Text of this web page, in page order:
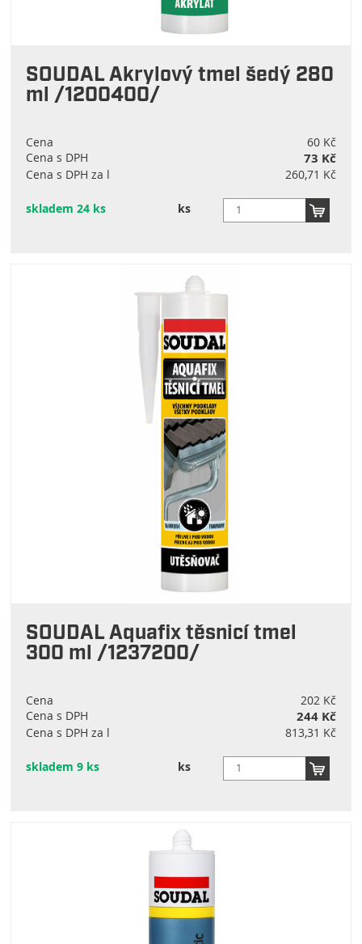
SOUDAL Akrylový tmel šedý 280
ml /1200400/
Cena
60 Kč
Cena s DPH
73 Kč
Cena s DPH za l 260,71 Kč
skladem 24 ks ks
SOUDAL Aquafix těsnicí tmel
300 ml /1237200/
Cena
202 Kč
Cena s DPH
244 Kč
Cena s DPH za l 813,31 Kč
skladem 9 ks ks